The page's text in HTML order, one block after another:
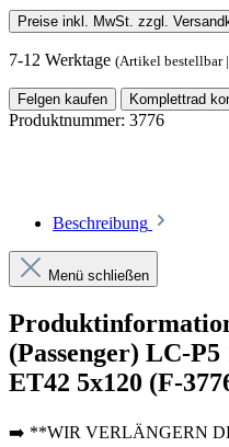
Preise inkl. MwSt. zzgl.
7-12 Werktage (Artikel bestellbar
Felgen kaufen Komplettrad
Produktnummer: 3776
Beschreibung
Menü schließen
(Passenger) LC-P5
ET42 5x120 (F-
➡️ **WIR VERLÄNGERN